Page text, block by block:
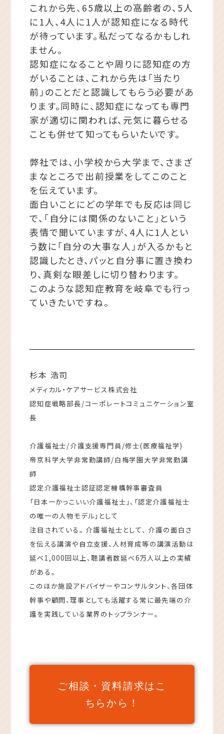
これから先、65歳以上の高齢者の、5人
に1人、4人に1人が認知症になる時代
が待っています。私だってなるかもしれ
ません。
認知症になることや周りに認知症の方
がいることは、これから先は「当たり
前」のことだと認識してもらう必要があ
ります。同時に、認知症になっても専門
家が適切に関われば、元気に暮らせる
ことも併せて知ってもらいたいです。
弊社では、小学校から大学まで、さまざ
まなところで出前授業をしてこのこと
を伝えています。
面白いことにどの学年でも反応は同じ
で、「自分には関係のないこと」という
表情で聞いていますが、4人に1人とい
う数に「自分の大事な人」が入るかもと
認識したとき、パッと自分事に置き換わ
り、真剣な眼差しに切り替わります。
このような認知症教育を岐阜でも行っ
ていきたいですね。
杉本 浩司
メディカル・ケアサービス株式会社
認知症戦略部長/コーポレートコミュニケーション室
長
介護福祉士/介護支援専門員/修士(医療福祉学)
帝京科学大学非常勤講師/白梅学園大学非常勤講
師
認定介護福祉士認証認定機構幹事審査員
「日本一かっこいい介護福祉士」、「認定介護福祉士
の唯一の人物モデル」として
注目されている。 介護福祉士として、 介護の面白さ
を伝える講演や自立支援、人材育成等の講演活動は
延べ1,000回以上、聴講者数延べ6万人以上の実績
がある。
このほか施設アドバイザーやコンサルタント、各団体
幹事や顧問、理事としても活躍する常に最先端の介
護を実践している業界のトップランナー。
ご相談・資料請求はこ
ちらから！